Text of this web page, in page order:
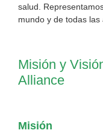
salud.
mundo y de todas
Misión y
Alliance
Misión